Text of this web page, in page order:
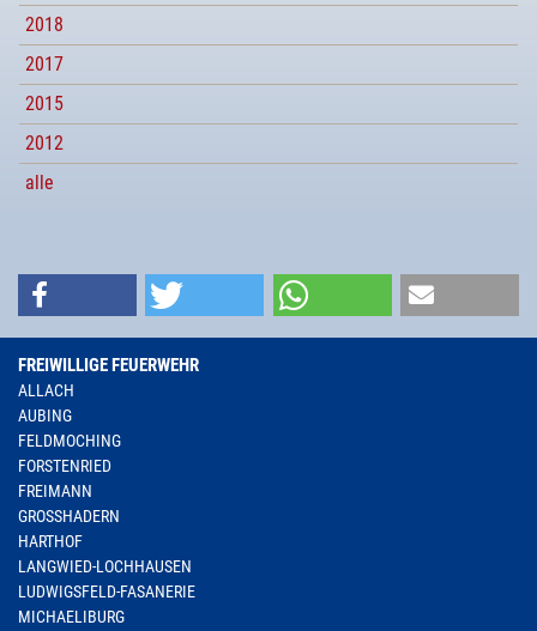
2018
2017
2015
2012
alle
FREIWILLIGE FEUERWEHR
ALLACH
AUBING
FELDMOCHING
FORSTENRIED
FREIMANN
GROSSHADERN
HARTHOF
LANGWIED-LOCHHAUSEN
LUDWIGSFELD-FASANERIE
MICHAELIBURG